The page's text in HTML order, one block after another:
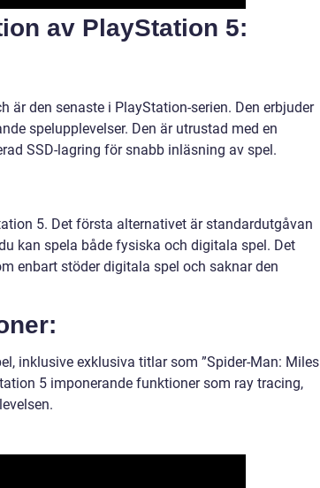
av PlayStation 5:
är den senaste i PlayStation-serien. Den erbjuder
spelupplevelser. Den är utrustad med en
SSD-lagring för snabb inläsning av spel.
5. Det första alternativet är standardutgåvan
kan spela både fysiska och digitala spel. Det
enbart stöder digitala spel och saknar den
inklusive exklusiva titlar som ”Spider-Man: Miles
5 imponerande funktioner som ray tracing,